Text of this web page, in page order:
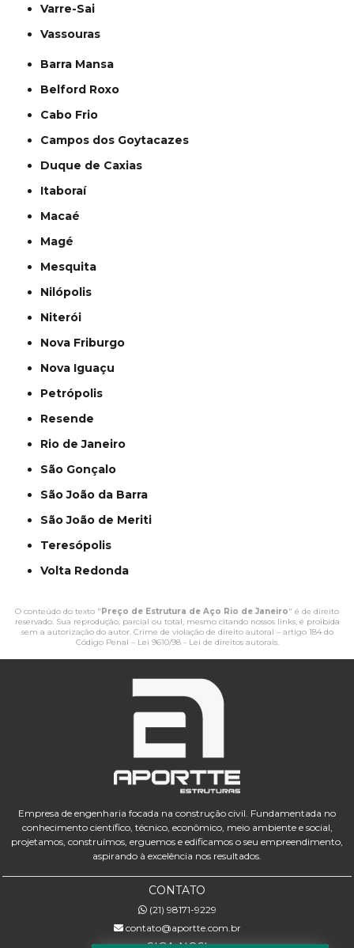
Varre-Sai
Vassouras
Barra Mansa
Belford Roxo
Cabo Frio
Campos dos Goytacazes
Duque de Caxias
Itaboraí
Macaé
Magé
Mesquita
Nilópolis
Niterói
Nova Friburgo
Nova Iguaçu
Petrópolis
Resende
Rio de Janeiro
São Gonçalo
São João da Barra
São João de Meriti
Teresópolis
Volta Redonda
O conteúdo do texto " Preço de Estrutura de Aço Rio de Janeiro" é de direito
reservado. Sua reprodução, parcial ou total, mesmo citando nossos links, é proibida
sem a autorização do autor. Crime de violação de direito autoral – artigo 184 do
Código Penal – Lei 9610/98 - Lei de direitos autorais.
Empresa de engenharia focada na construção civil. Fundamentada no
conhecimento científico, técnico, econômico, meio ambiente e social,
projetamos, construímos, erguemos e edificamos o seu empreendimento,
aspirando à excelência nos resultados.
CONTATO
(21) 98171-9229
contato@aportte.com.br